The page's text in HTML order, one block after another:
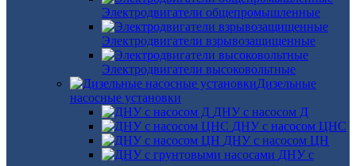
Электродвигатели общепромышленные
Электродвигатели взрывозащищенные
Электродвигатели высоковольтные
Дизельные
насосные установки
ДНУ с насосом Д
ДНУ с насосом ЦНС
ДНУ с насосом ЦН
ДНУ с